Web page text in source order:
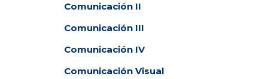
Comunicación II
Comunicación III
Comunicación IV
Comunicación Visual